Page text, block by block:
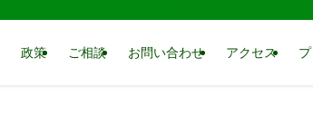
政策 ご相談 お問い合わせ アクセス